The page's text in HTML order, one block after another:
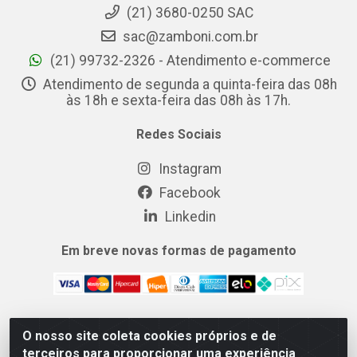
O nosso site coleta cookies próprios e de
terceiros para proporcionar uma experiência
(21) 3680-0250 SAC
sac@zamboni.com.br
(21) 99732-2326 - Atendimento e-commerce
Atendimento de segunda a quinta-feira das 08h
às 18h e sexta-feira das 08h às 17h.
Redes Sociais
Instagram
Facebook
Linkedin
Em breve novas formas de pagamento
MIX CERTO DISTRIBUIDORA DE COSMÉTICOS ALIMENTOS E